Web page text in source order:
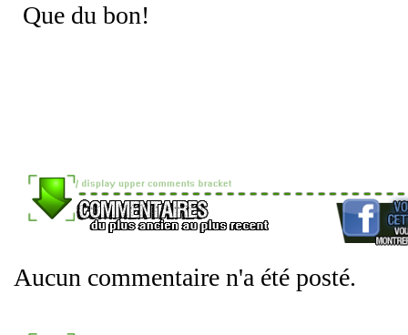
Que du bon!
Aucun commentaire n'a été posté.